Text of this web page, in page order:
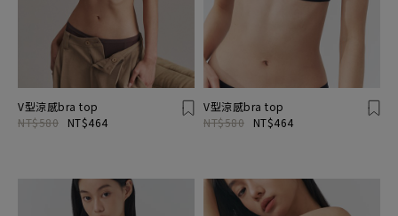
V型涼感bra top
NT$580
NT$464
V型涼感bra top
NT$580
NT$464